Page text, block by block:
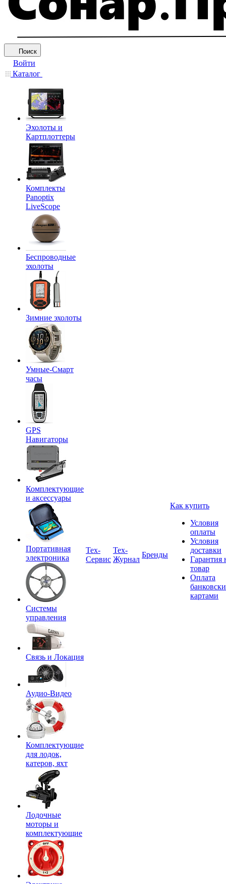
Поиск
Войти
Каталог
Эхолоты и
Картплоттеры
Комплекты
Panoptix
LiveScope
Беспроводные
эхолоты
Зимние эхолоты
Умные-Смарт
часы
GPS
Навигаторы
Комплектующие
и аксессуары
Портативная
электроника
Системы
управления
Связь и Локация
Аудио-Видео
Комплектующие
для лодок,
катеров, яхт
Лодочные
моторы и
комплектующие
Tex-
Сервис
Тех-
Журнал
Бренды
Как купить
Условия
оплаты
Условия
доставки
Гарантия
товар
Оплата
картами